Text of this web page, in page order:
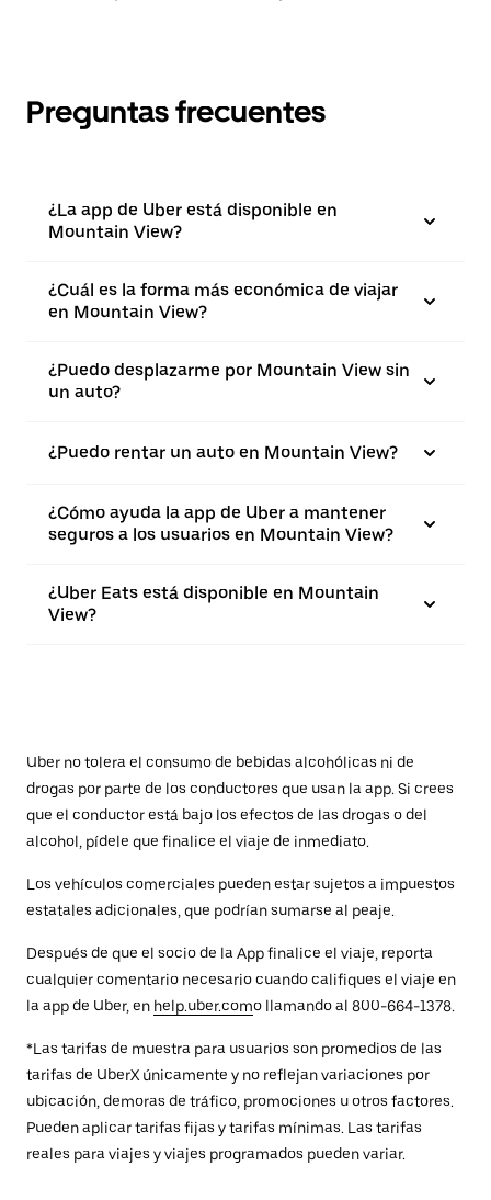
Preguntas frecuentes
¿La app de Uber está disponible en
Mountain View?
¿Cuál es la forma más económica de viajar
en Mountain View?
¿Puedo desplazarme por Mountain View sin
un auto?
¿Puedo rentar un auto en Mountain View?
¿Cómo ayuda la app de Uber a mantener
seguros a los usuarios en Mountain View?
¿Uber Eats está disponible en Mountain
View?
Uber no tolera el consumo de bebidas alcohólicas ni de
drogas por parte de los conductores que usan la app. Si crees
que el conductor está bajo los efectos de las drogas o del
alcohol, pídele que finalice el viaje de inmediato.
Los vehículos comerciales pueden estar sujetos a impuestos
estatales adicionales, que podrían sumarse al peaje.
Después de que el socio de la App finalice el viaje, reporta
cualquier comentario necesario cuando califiques el viaje en
la app de Uber, en help.uber.como llamando al 800-664-1378.
*Las tarifas de muestra para usuarios son promedios de las
tarifas de UberX únicamente y no reflejan variaciones por
ubicación, demoras de tráfico, promociones u otros factores.
Pueden aplicar tarifas fijas y tarifas mínimas. Las tarifas
reales para viajes y viajes programados pueden variar.